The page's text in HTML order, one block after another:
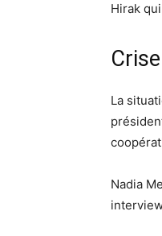
Hirak
La
Nadia